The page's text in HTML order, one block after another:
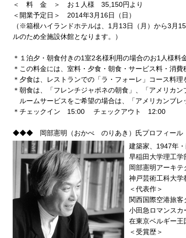
＜ 料 金 ＞ お１人様 35,150円より
＜開業予定日＞ 2014年3月16日（日）
（※箱根ハイランドホテルは、1月13日（月）から3月
ルのため全施設休館となります。）
＊１泊夕・朝食付きの1室2名様利用の場合のお1人様料金
＊この料金には、室料・夕食・朝食・サービス料・消費
＊夕食は、レストランでの「ラ・フォーレ」コース料理
＊朝食は、「フレンチジャポネの朝食」、「アメリカ
ルームサービスをご希望の場合は、「アメリカンブレ
＊チェックイン 15:00 チェックアウト 12:00
◆◆◆ 岡部憲明（おかべ のりあき）氏プロフィ
建築家、1947年
早稲田大学理工学
岡部憲明アーキ
神戸芸術工科大学
＜代表作＞
関西国際空港旅
小田急ロマンスカ
在東京ベルギー
＜受賞歴＞